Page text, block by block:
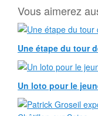
Vous aimerez
Une étape du tour
Un loto pour le